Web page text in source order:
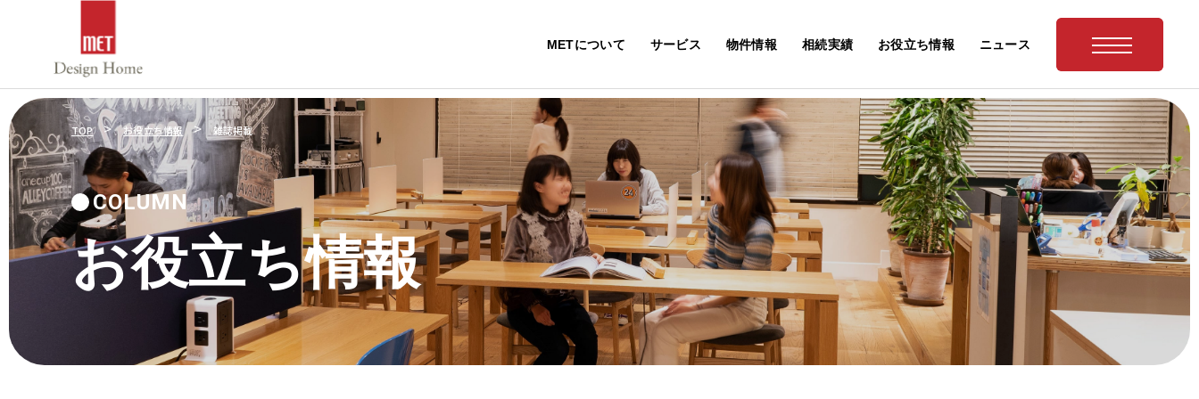
METについて サービス 物件情報 相続実績 お役立ち情報 ニュース
TOP > お役立ち情報 > 雑誌掲載
COLUMN
お役立ち情報